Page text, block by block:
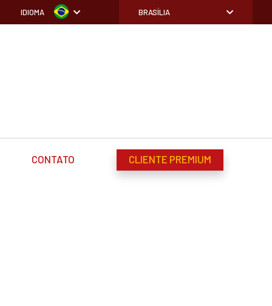
IDIOMA BRASÍLIA
CONTATO CLIENTE PREMIUM